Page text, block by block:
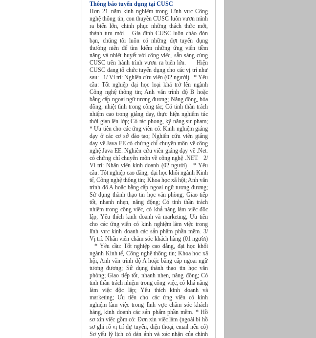
Thông báo tuyển dụng tại CUSC
Hơn 21 năm kinh nghiệm trong Lĩnh vực Công
nghệ thông tin, con thuyền CUSC luôn vươn mình
ra biển lớn, chinh phục những thách thức mới,
thành tựu mới. Gia đình CUSC luôn chào đón
bạn, chúng tôi luôn có những đợt tuyển dụng
thường niên để tìm kiếm những ứng viên tiềm
năng và nhiệt huyết với công việc, sẵn sàng cùng
CUSC trên hành trình vươn ra biển lớn. Hiện
CUSC đang tổ chức tuyển dụng cho các vị trí như
sau: 1/ Vị trí: Nghiên cứu viên (02 người) * Yêu
cầu: Tốt nghiệp đại học loại khá trở lên ngành
Công nghệ thông tin; Anh văn trình độ B hoặc
bằng cấp ngoại ngữ tương đương; Năng động, hòa
đồng, nhiệt tình trong công tác; Có tinh thần trách
nhiệm cao trong giảng dạy, thực hiện nghiêm túc
thời gian lên lớp; Có tác phong, kỹ năng sư phạm;
* Ưu tiên cho các ứng viên có: Kinh nghiệm giảng
dạy ở các cơ sở đào tạo; Nghiên cứu viên giảng
dạy về Java EE có chứng chỉ chuyên môn về công
nghệ Java EE. Nghiên cứu viên giảng dạy về .Net.
có chứng chỉ chuyên môn về công nghệ .NET. 2/
Vị trí: Nhân viên kinh doanh (02 người) * Yêu
cầu: Tốt nghiệp cao đẳng, đại học khối ngành Kinh
tế, Công nghệ thông tin; Khoa học xã hội; Anh văn
trình độ A hoặc bằng cấp ngoại ngữ tương đương;
Sử dụng thành thạo tin học văn phòng; Giao tiếp
tốt, nhanh nhẹn, năng động; Có tinh thần trách
nhiệm trong công việc, có khả năng làm việc độc
lập; Yêu thích kinh doanh và marketing; Ưu tiên
cho các ứng viên có kinh nghiệm làm việc trong
lĩnh vực kinh doanh các sản phẩm phần mềm. 3/
Vị trí: Nhân viên chăm sóc khách hàng (01 người)
* Yêu cầu: Tốt nghiệp cao đẳng, đại học khối
ngành Kinh tế, Công nghệ thông tin; Khoa học xã
hội; Anh văn trình độ A hoặc bằng cấp ngoại ngữ
tương đương; Sử dụng thành thạo tin học văn
phòng; Giao tiếp tốt, nhanh nhẹn, năng động; Có
tinh thần trách nhiệm trong công việc, có khả năng
làm việc độc lập; Yêu thích kinh doanh và
marketing; Ưu tiên cho các ứng viên có kinh
nghiệm làm việc trong lĩnh vực chăm sóc khách
hàng, kinh doanh các sản phẩm phần mềm. * Hồ
sơ xin việc gồm có: Đơn xin việc làm (ngoài bì hồ
sơ ghi rõ vị trí dự tuyển, điện thoại, email nếu có)
Sơ yếu lý lịch có dán ảnh và xác nhận của chính